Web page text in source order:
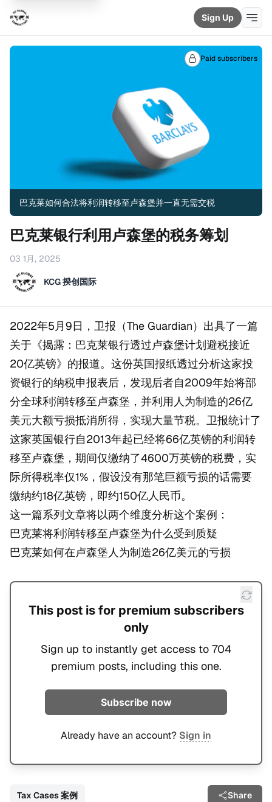
Sign Up
巴克莱如何合法将利润转移至卢森堡并一直无需交税
Paid subscribers
巴克莱银行利用卢森堡的税务筹划
03 1月, 2025
KCG 揆创国际
2022年5月9日，卫报（The Guardian）出具了一篇
关于《揭露：巴克莱银行透过卢森堡计划避税接近
20亿英镑》的报道。这份英国报纸透过分析这家投
资银行的纳税申报表后，发现后者自2009年始将部
分全球利润转移至卢森堡，并利用人为制造的26亿
美元大额亏损抵消所得，实现大量节税。卫报统计了
这家英国银行自2013年起已经将66亿英镑的利润转
移至卢森堡，期间仅缴纳了4600万英镑的税费，实
际所得税率仅1%，假设没有那笔巨额亏损的话需要
缴纳约18亿英镑，即约150亿人民币。
这一篇系列文章将以两个维度分析这个案例：
巴克莱将利润转移至卢森堡为什么受到质疑
巴克莱如何在卢森堡人为制造26亿美元的亏损
This post is for premium subscribers
only
Sign up to instantly get access to 704
premium posts, including this one.
Subscribe now
Already have an account? Sign in
Tax Cases 案例 Share